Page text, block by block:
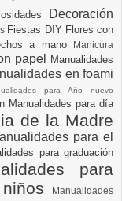
Decoración
Fiestas DIY Flores con
a mano Manicura
papel
Manualidades
en foami
para Año nuevo
Manualidades para día
de la Madre
para el
para graduación
para
Manualidades